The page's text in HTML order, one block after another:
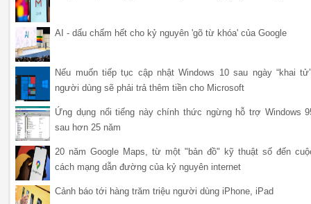
AI - dấu chấm hết cho kỷ nguyên 'gõ từ khóa' của Google
Nếu muốn tiếp tục cập nhật Windows 10 sau ngày “khai
người dùng sẽ phải trả thêm tiền cho Microsoft
Ứng dụng nổi tiếng này chính thức ngừng hỗ trợ Windows
sau hơn 25 năm
20 năm Google Maps, từ một "bản đồ" kỹ thuật số đến
cách mạng dẫn đường của kỷ nguyên internet
Cảnh báo tới hàng trăm triệu người dùng iPhone, iPad